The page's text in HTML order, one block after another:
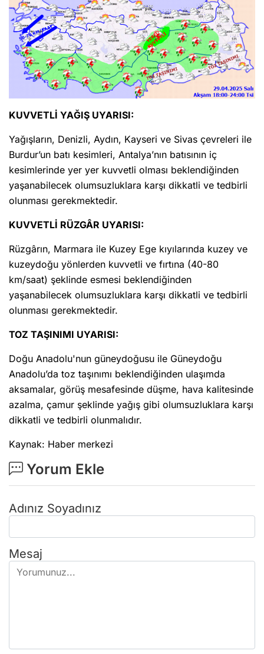
KUVVETLİ YAĞIŞ UYARISI:
Yağışların, Denizli, Aydın, Kayseri ve Sivas çevreleri ile
Burdur’un batı kesimleri, Antalya’nın batısının iç
kesimlerinde yer yer kuvvetli olması beklendiğinden
yaşanabilecek olumsuzluklara karşı dikkatli ve tedbirli
olunması gerekmektedir.
KUVVETLİ RÜZGÂR UYARISI:
Rüzgârın, Marmara ile Kuzey Ege kıyılarında kuzey ve
kuzeydoğu yönlerden kuvvetli ve fırtına (40-80
km/saat) şeklinde esmesi beklendiğinden
yaşanabilecek olumsuzluklara karşı dikkatli ve tedbirli
olunması gerekmektedir.
TOZ TAŞINIMI UYARISI:
Doğu Anadolu'nun güneydoğusu ile Güneydoğu
Anadolu’da toz taşınımı beklendiğinden ulaşımda
aksamalar, görüş mesafesinde düşme, hava kalitesinde
azalma, çamur şeklinde yağış gibi olumsuzluklara karşı
dikkatli ve tedbirli olunmalıdır.
Kaynak: Haber merkezi
Yorum Ekle
Adınız Soyadınız
Mesaj